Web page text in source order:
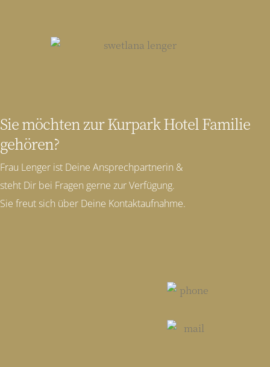
Sie möchten zur Kurpark Hotel Familie
gehören?
Frau Lenger ist Deine Ansprechpartnerin &
steht Dir bei Fragen gerne zur Verfügung.
Sie freut sich über Deine Kontaktaufnahme.